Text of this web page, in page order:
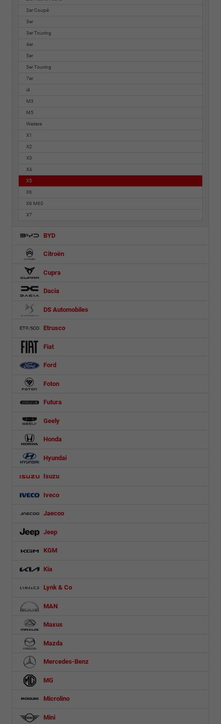
2er Coupé
3er
3er Touring
4er
5er
5er Touring
7er
i4
M3
M5
Weitere
X1
X2
X3
X4
X5
X6
X6 M60
X7
BYD
Citroën
Cupra
Dacia
DS Automobiles
Etrusco
Fiat
Ford
Foton
Futura
Geely
Honda
Hyundai
Isuzu
Iveco
Jaecoo
Jeep
KGM
Kia
Lynk & Co
MAN
Maxus
Mazda
Mercedes-Benz
MG
Microlino
Mini